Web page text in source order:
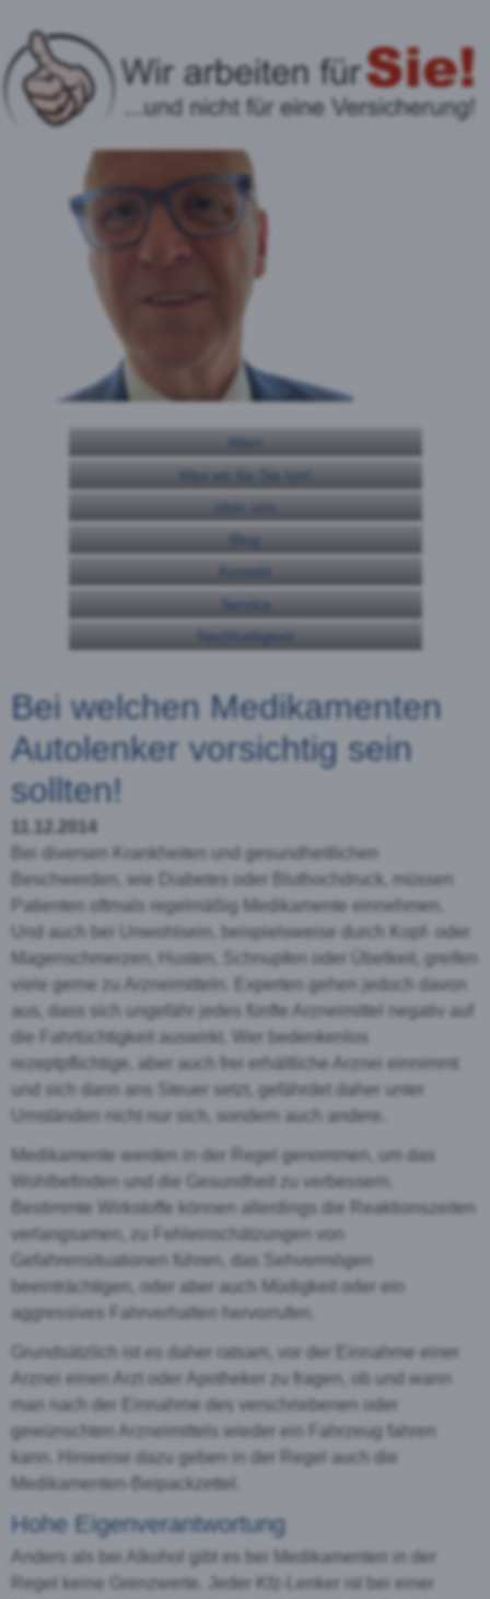
Wien
Was wir für Sie tun!
über uns
Blog
Kontakt
Service
Nachhaltigkeit
Bei welchen Medikamenten
Autolenker vorsichtig sein
sollten!
11.12.2014
Bei diversen Krankheiten und gesundheitlichen
Beschwerden, wie Diabetes oder Bluthochdruck, müssen
Patienten oftmals regelmäßig Medikamente einnehmen.
Und auch bei Unwohlsein, beispielsweise durch Kopf- oder
Magenschmerzen, Husten, Schnupfen oder Übelkeit, greifen
viele gerne zu Arzneimitteln. Experten gehen jedoch davon
aus, dass sich ungefähr jedes fünfte Arzneimittel negativ auf
die Fahrtüchtigkeit auswirkt. Wer bedenkenlos
rezeptpflichtige, aber auch frei erhältliche Arznei einnimmt
und sich dann ans Steuer setzt, gefährdet daher unter
Umständen nicht nur sich, sondern auch andere.
Medikamente werden in der Regel genommen, um das
Wohlbefinden und die Gesundheit zu verbessern.
Bestimmte Wirkstoffe können allerdings die Reaktionszeiten
verlangsamen, zu Fehleinschätzungen von
Gefahrensituationen führen, das Sehvermögen
beeinträchtigen, oder aber auch Müdigkeit oder ein
aggressives Fahrverhalten hervorrufen.
Grundsätzlich ist es daher ratsam, vor der Einnahme einer
Arznei einen Arzt oder Apotheker zu fragen, ob und wann
man nach der Einnahme des verschriebenen oder
gewünschten Arzneimittels wieder ein Fahrzeug fahren
kann. Hinweise dazu geben in der Regel auch die
Medikamenten-Beipackzettel.
Hohe Eigenverantwortung
Anders als bei Alkohol gibt es bei Medikamenten in der
Regel keine Grenzwerte. Jeder Kfz-Lenker ist bei einer